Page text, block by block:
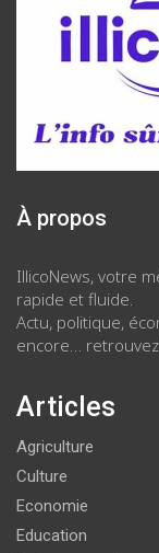
À propos
IllicoNews, votre
rapide et fluide.
Actu, politique,
encore… retrouvez
Articles
Agriculture
Culture
Economie
Education